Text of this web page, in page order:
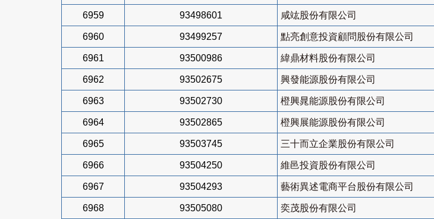
6959 93498601 咸竑股份有限公司
6960 93499257 點亮創意投資顧問股份有限公司
6961 93500986 緯鼎材料股份有限公司
6962 93502675 興發能源股份有限公司
6963 93502730 橙興晁能源股份有限公司
6964 93502865 橙興展能源股份有限公司
6965 93503745 三十而立企業股份有限公司
6966 93504250 維邑投資股份有限公司
6967 93504293 藝術異述電商平台股份有限公司
6968 93505080 奕茂股份有限公司